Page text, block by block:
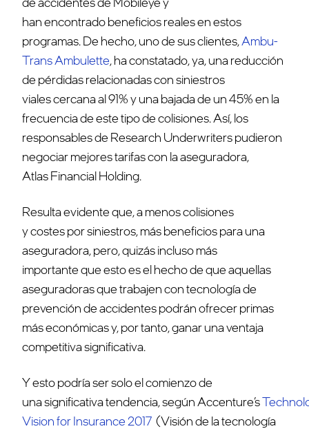
han encontrado beneficios reales en estos
programas. De hecho, uno de sus clientes,Ambu-
Trans Ambulette, ha constatado, ya, una reducción
de pérdidas relacionadas con siniestros
viales cercana al 91% y una bajada de un 45% en la
frecuencia de este tipo de colisiones. Así, los
responsables de Research Underwriters pudieron
negociar mejores tarifas con la aseguradora,
Atlas Financial Holding.
Resulta evidente que, a menos colisiones
y costes por siniestros, más beneficios para una
aseguradora, pero, quizás incluso más
importante que esto es el hecho de que aquellas
aseguradoras que trabajen con tecnología de
prevención de accidentes podrán ofrecer primas
más económicas y, por tanto, ganar una ventaja
competitiva significativa.
Y esto podría ser solo el comienzo de
una significativa tendencia, según Accenture’s
Vision for Insurance 2017 (Visión de la tecnología